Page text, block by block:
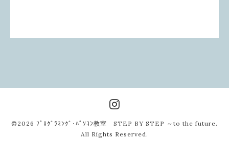
©2026 ﾌﾟﾛｸﾞﾗﾐﾝｸﾞ･ﾊﾟｿｺﾝ教室 STEP BY STEP ～to the future.
All Rights Reserved.